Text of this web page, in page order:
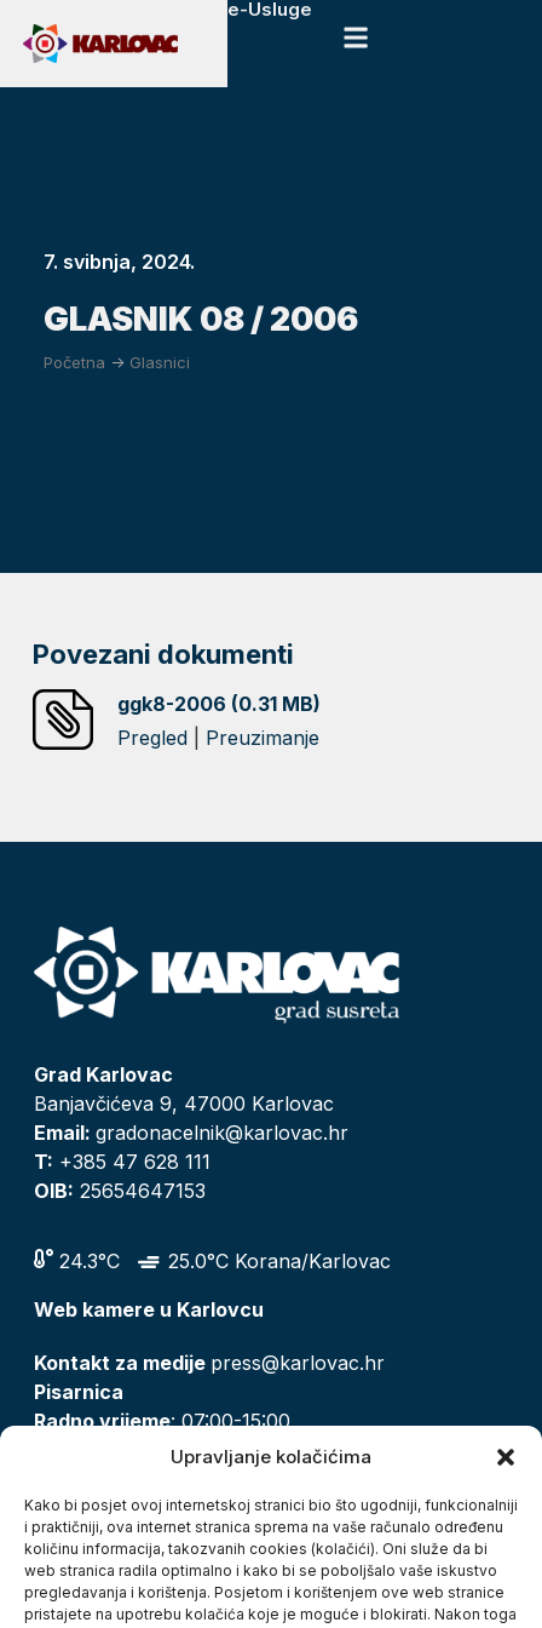
Upravljanje kolačićima
Kako bi posjet ovoj internetskoj stranici bio što ugodniji, funkcionalniji
i praktičniji, ova internet stranica sprema na vaše računalo određenu
količinu informacija, takozvanih cookies (kolačići). Oni služe da bi
web stranica radila optimalno i kako bi se poboljšalo vaše iskustvo
pregledavanja i korištenja. Posjetom i korištenjem ove web stranice
pristajete na upotrebu kolačića koje je moguće i blokirati. Nakon toga
e-Usluge
7. svibnja, 2024.
GLASNIK 08 / 2006
Početna -> Glasnici
Povezani dokumenti
ggk8-2006 (0.31 MB)
Pregled
Preuzimanje
Grad Karlovac
Banjavčićeva 9, 47000 Karlovac
Email: gradonacelnik@karlovac.hr
T: +385 47 628 111
OIB: 25654647153
24.3°C
25.0°C Korana/Karlovac
Web kamere u Karlovcu
Kontakt za medije press@karlovac.hr
Pisarnica
Radno vrijeme: 07:00-15:00
pisarnica@karlovac.hr
Zaštita osobnih podataka
Pristup informacijama